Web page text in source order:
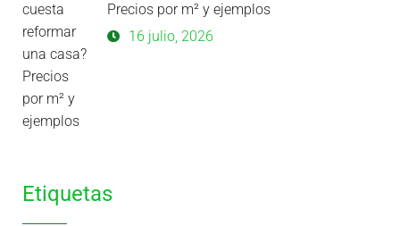
Precios por m² y ejemplos
16 julio, 2026
Etiquetas